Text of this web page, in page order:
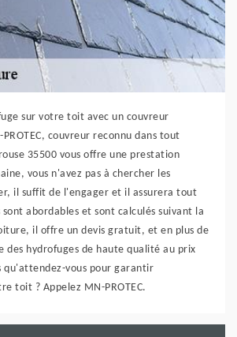
sur votre toit avec un couvreur
couvreur reconnu dans tout
35500 vous offre une prestation
vous n'avez pas à chercher les
il suffit de l'engager et il assurera tout
sont abordables et sont calculés suivant la
il offre un devis gratuit, et en plus de
des hydrofuges de haute qualité au prix
qu'attendez-vous pour garantir
toit ? Appelez MN-PROTEC.